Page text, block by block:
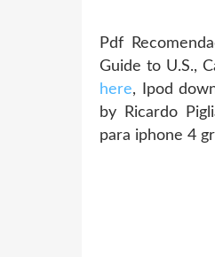
Pdf
Guide to U.S.,
here, Ipod
by Ricardo
para iphone 4